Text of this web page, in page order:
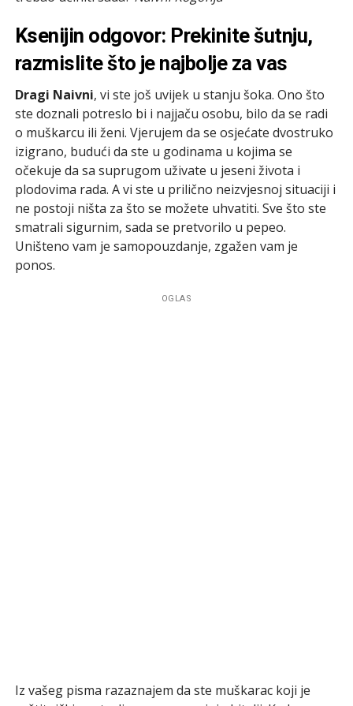
Ksenijin odgovor: Prekinite šutnju,
razmislite što je najbolje za vas
Dragi Naivni, vi ste još uvijek u stanju šoka. Ono što
ste doznali potreslo bi i najjaču osobu, bilo da se radi
o muškarcu ili ženi. Vjerujem da se osjećate dvostruko
izigrano, budući da ste u godinama u kojima se
očekuje da sa suprugom uživate u jeseni života i
plodovima rada. A vi ste u prilično neizvjesnoj situaciji i
ne postoji ništa za što se možete uhvatiti. Sve što ste
smatrali sigurnim, sada se pretvorilo u pepeo.
Uništeno vam je samopouzdanje, zgažen vam je
ponos.
OGLAS
Iz vašeg pisma razaznajem da ste muškarac koji je